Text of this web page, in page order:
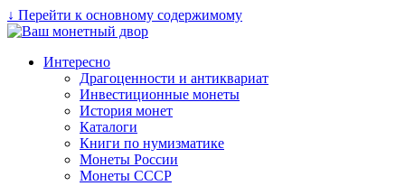
↓ Перейти к основному содержимому
Интересно
Драгоценности и антиквариат
Инвестиционные монеты
История монет
Каталоги
Книги по нумизматике
Монеты России
Монеты СССР